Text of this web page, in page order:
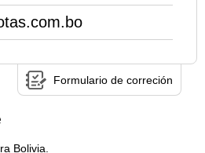
Formulario de correción
Bolivia.